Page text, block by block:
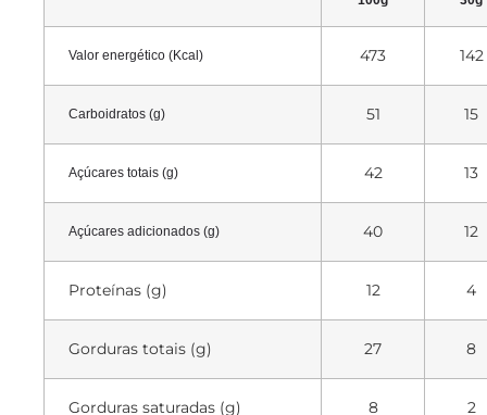
Valor energético (Kcal) 473 142
Carboidratos (g) 51 15
Açúcares totais (g) 42 13
Açúcares adicionados (g) 40 12
Proteínas (g) 12 4
Gorduras totais (g) 27 8
Gorduras saturadas (g) 8 2